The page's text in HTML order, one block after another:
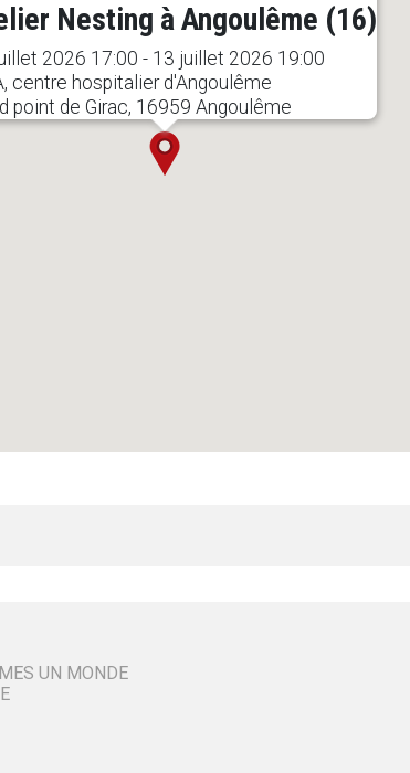
Nesting à Angoulême (16)
2026 17:00 - 13 juillet 2026 19:00
centre hospitalier d'Angoulême
point de Girac, 16959 Angoulême
UN MONDE